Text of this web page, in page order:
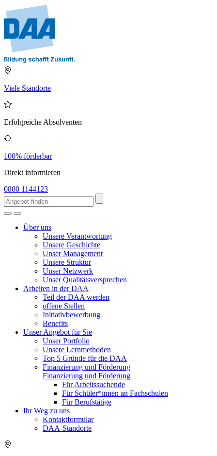
Viele Standorte
Erfolgreiche Absolventen
100% förderbar
Direkt informieren
0800 1144123
Über uns
Unsere Verantwortung
Unsere Geschichte
Unser Management
Unsere Struktur
Unser Netzwerk
Unser Qualitätsversprechen
Arbeiten in der DAA
Teil der DAA werden
offene Stellen
Initiativbewerbung
Benefits
Unser Angebot für Sie
Unser Portfolio
Unsere Lernmethoden
Top 5 Gründe für die DAA
Finanzierung und Förderung
Finanzierung und Förderung
Für Arbeitssuchende
Für Schüler*innen an Fachschulen
Für Berufstätige
Ihr Weg zu uns
Kontaktformular
DAA-Standorte